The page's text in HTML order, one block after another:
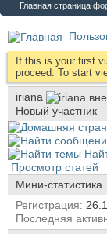
Главная страница
If this is your first
proceed. To start
iriana
Новый участник
Просмотр статей
Мини-статистика
Регистрация
Последняя